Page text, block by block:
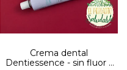
Crema dental
Dentiessence - sin fluor -